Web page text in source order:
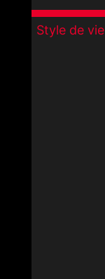
Style de vie